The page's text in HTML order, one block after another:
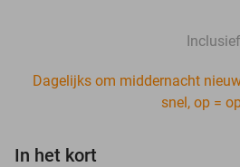
Dagelijks om middernacht
snel, op =
In het kort